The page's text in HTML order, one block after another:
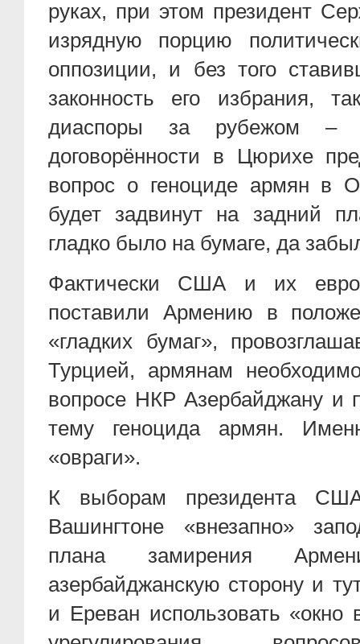
руках, при этом президент
изрядную порцию
оппозиции, и без того
законность его избрания,
диаспоры за рубежом –
договорённости в Цюрихе
вопрос о геноциде армян в
будет задвинут на задний
гладко было на бумаге, да
Фактически США и их
поставили Армению в
«гладких бумаг»,
Турцией, армянам
вопросе НКР Азербайджану и
тему геноцида армян.
«овраги».
К выборам президента
Вашингтоне «внезапно»
плана замирения
азербайджанскую сторону и
и Ереван использовать «окно